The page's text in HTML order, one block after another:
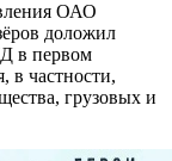
ОАО
доложил
в первом
в частности,
грузовых и